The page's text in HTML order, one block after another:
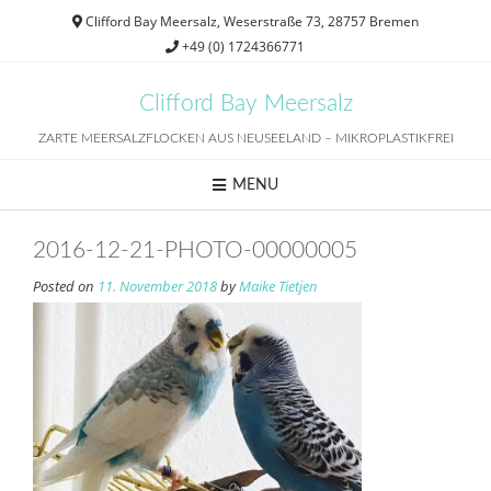
Clifford Bay Meersalz, Weserstraße 73, 28757 Bremen
+49 (0) 1724366771
Clifford Bay Meersalz
ZARTE MEERSALZFLOCKEN AUS NEUSEELAND – MIKROPLASTIKFREI
MENU
2016-12-21-PHOTO-00000005
Posted on 11. November 2018byMaike Tietjen